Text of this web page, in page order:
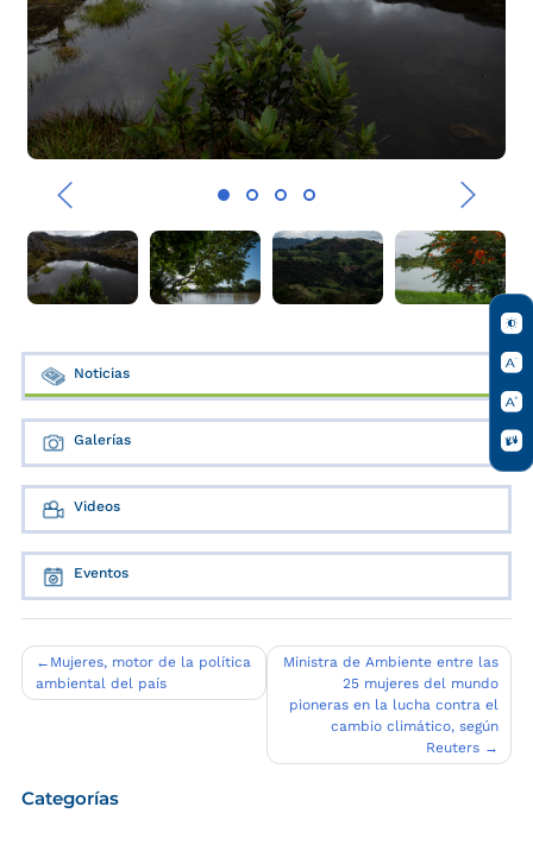
‹
›
Noticias
Galerías
Videos
Eventos
Navegación
de
Mujeres, motor de la política
ambiental del país
Ministra de Ambiente entre las
25 mujeres del mundo
pioneras en la lucha contra el
cambio climático, según
Reuters
Categorías